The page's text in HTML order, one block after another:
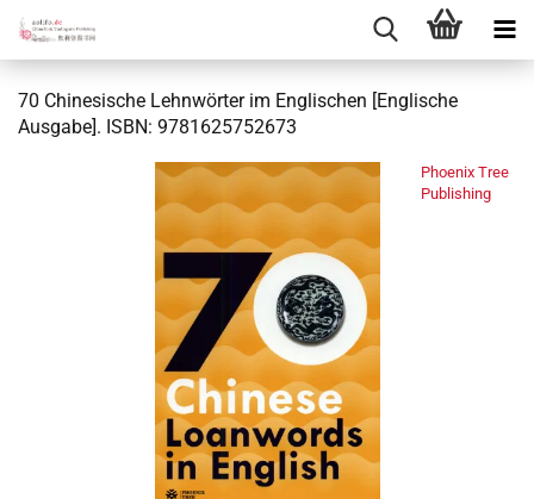
70 Chinesische Lehnwörter im Englischen [Englische
Ausgabe]. ISBN: 9781625752673
Phoenix Tree
Publishing